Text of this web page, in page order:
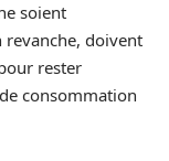
soient
revanche, doivent
rester
consommation